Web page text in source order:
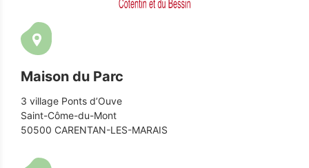
Maison du Parc
3 village Ponts d’Ouve
Saint-Côme-du-Mont
50500 CARENTAN-LES-MARAIS